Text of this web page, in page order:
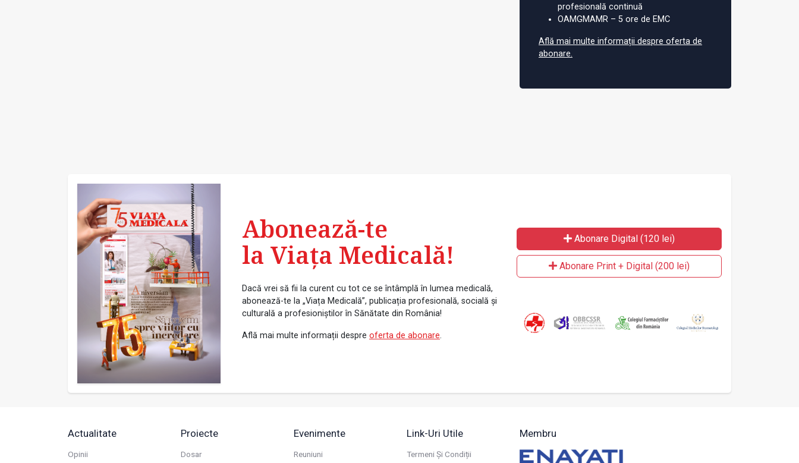
profesională continuă
OAMGMAMR – 5 ore de EMC
Află mai multe informații despre oferta de
abonare.
Abonează-te
la Viața Medicală!
Dacă vrei să fii la curent cu tot ce se întâmplă în lumea medicală,
abonează-te la „Viața Medicală”, publicația profesională, socială și
culturală a profesioniștilor în Sănătate din România!
Află mai multe informații despre oferta de abonare.
Abonare Digital (120 lei)
Abonare Print + Digital (200 lei)
Actualitate
Opinii
Proiecte
Dosar
Evenimente
Reuniuni
Link-Uri Utile
Termeni Și Condiții
Membru